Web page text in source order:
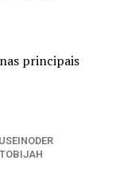
principais
TOBIJAH